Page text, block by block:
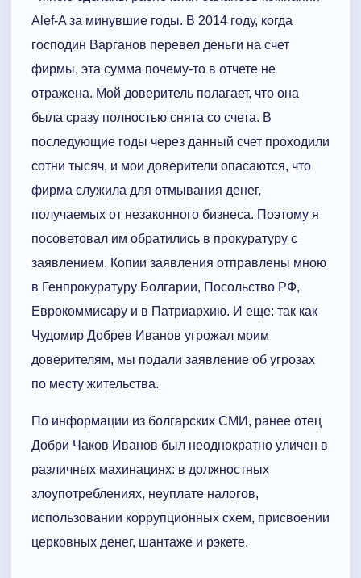
Alef-A за минувшие годы. В 2014 году, когда
господин Варганов перевел деньги на счет
фирмы, эта сумма почему-то в отчете не
отражена. Мой доверитель полагает, что она
была сразу полностью снята со счета. В
последующие годы через данный счет проходили
сотни тысяч, и мои доверители опасаются, что
фирма служила для отмывания денег,
получаемых от незаконного бизнеса. Поэтому я
посоветовал им обратились в прокуратуру с
заявлением. Копии заявления отправлены мною
в Генпрокуратуру Болгарии, Посольство РФ,
Еврокоммисару и в Патриархию. И еще: так как
Чудомир Добрев Иванов угрожал моим
доверителям, мы подали заявление об угрозах
по месту жительства.
По информации из болгарских СМИ, ранее отец
Добри Чаков Иванов был неоднократно уличен в
различных махинациях: в должностных
злоупотреблениях, неуплате налогов,
использовании коррупционных схем, присвоении
церковных денег, шантаже и рэкете.